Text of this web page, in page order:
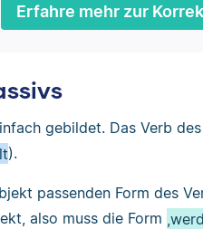
Erfahre mehr zur
gebildet. Das Verb
).
passenden Form des
also muss die Form